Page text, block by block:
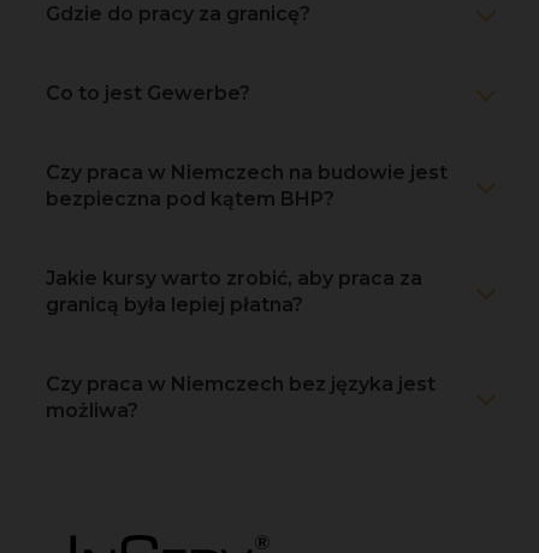
Gdzie do pracy za granicę?
Co to jest Gewerbe?
Czy praca w Niemczech na budowie jest
bezpieczna pod kątem BHP?
Jakie kursy warto zrobić, aby praca za
granicą była lepiej płatna?
Czy praca w Niemczech bez języka jest
możliwa?